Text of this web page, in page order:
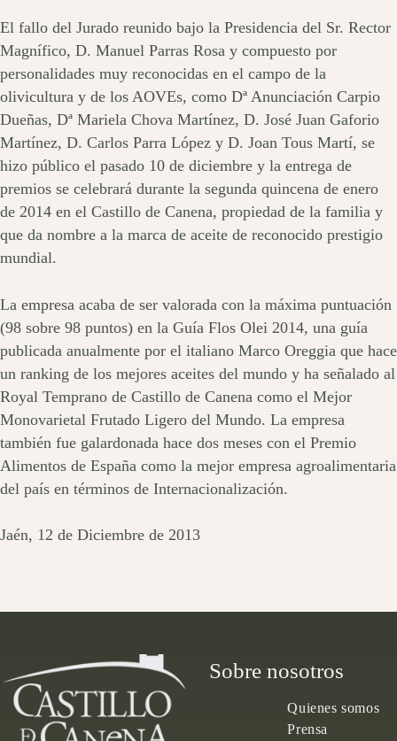
El fallo del Jurado reunido bajo la Presidencia del Sr. Rector
Magnífico, D. Manuel Parras Rosa y compuesto por
personalidades muy reconocidas en el campo de la
olivicultura y de los AOVEs, como Dª Anunciación Carpio
Dueñas, Dª Mariela Chova Martínez, D. José Juan Gaforio
Martínez, D. Carlos Parra López y D. Joan Tous Martí, se
hizo público el pasado 10 de diciembre y la entrega de
premios se celebrará durante la segunda quincena de enero
de 2014 en el Castillo de Canena, propiedad de la familia y
que da nombre a la marca de aceite de reconocido prestigio
mundial.
La empresa acaba de ser valorada con la máxima puntuación
(98 sobre 98 puntos) en la Guía Flos Olei 2014, una guía
publicada anualmente por el italiano Marco Oreggia que hace
un ranking de los mejores aceites del mundo y ha señalado al
Royal Temprano de Castillo de Canena como el Mejor
Monovarietal Frutado Ligero del Mundo. La empresa
también fue galardonada hace dos meses con el Premio
Alimentos de España como la mejor empresa agroalimentaria
del país en términos de Internacionalización.
Jaén, 12 de Diciembre de 2013
Sobre nosotros
Quienes somos
Prensa